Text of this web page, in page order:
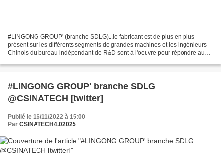
#LINGONG-GROUP' (branche SDLG)...le fabricant est de plus en plus
présent sur les différents segments de grandes machines et les ingénieurs
Chinois du bureau indépendant de R&D sont à l'oeuvre pour répondre aux
#LINGONG GROUP' branche SDLG
@CSINATECH [twitter]
Publié le 16/11/2022 à 15:00
Par CSINATECH4.02025